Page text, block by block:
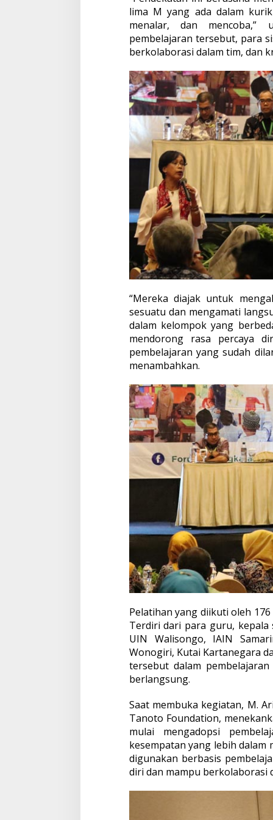
lima M yang ada dalam
menalar, dan mencoba,”
pembelajaran tersebut, para
berkolaborasi dalam tim, dan
“Mereka diajak untuk
sesuatu dan mengamati
dalam kelompok yang
mendorong rasa percaya
pembelajaran yang sudah
menambahkan.
Pelatihan yang diikuti oleh
Terdiri dari para guru, kepala
UIN Walisongo, IAIN
Wonogiri, Kutai Kartanegara
tersebut dalam
berlangsung.
Saat membuka kegiatan, M.
Tanoto Foundation,
mulai mengadopsi
kesempatan yang lebih
digunakan berbasis
diri dan mampu berkolaborasi